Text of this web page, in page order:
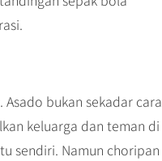
bukan sekadar cara
keluarga dan teman di
sendiri. Namun choripan